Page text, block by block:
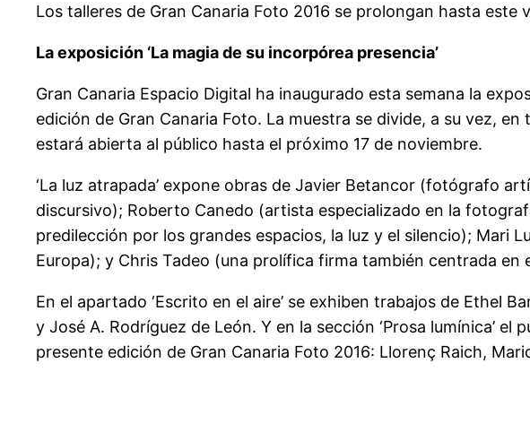
Los talleres de Gran Canaria Foto 2016 se prolongan hasta este
La exposición ‘La magia de su incorpórea presencia’
Gran Canaria Espacio Digital ha inaugurado esta semana la
edición de Gran Canaria Foto. La muestra se divide, a su vez, en
estará abierta al público hasta el próximo 17 de noviembre.
‘La luz atrapada’ expone obras de Javier Betancor (fotógrafo
discursivo); Roberto Canedo (artista especializado en la
predilección por los grandes espacios, la luz y el silencio); Mari
Europa); y Chris Tadeo (una prolífica firma también centrada en
En el apartado ‘Escrito en el aire’ se exhiben trabajos de Ethel
y José A. Rodríguez de León. Y en la sección ‘Prosa lumínica’
presente edición de Gran Canaria Foto 2016: Llorenç Raich,